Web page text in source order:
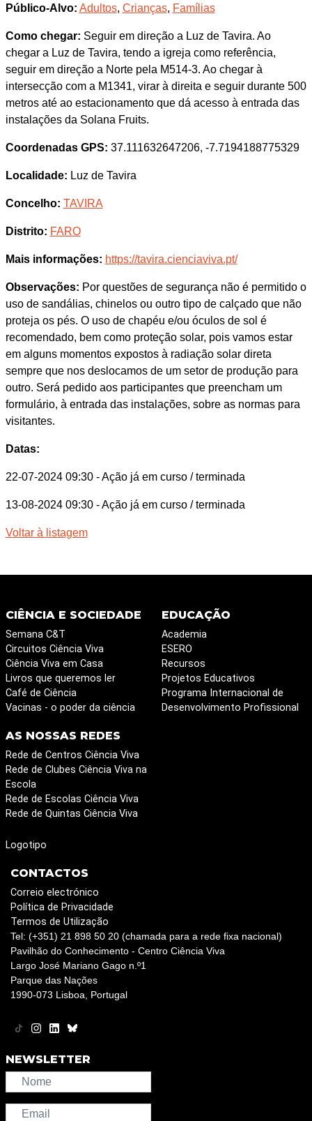
Público-Alvo: Adultos, Crianças, Famílias
Como chegar: Seguir em direção a Luz de Tavira. Ao
chegar a Luz de Tavira, tendo a igreja como referência,
seguir em direção a Norte pela M514-3. Ao chegar à
intersecção com a M1341, virar à direita e seguir durante 500
metros até ao estacionamento que dá acesso à entrada das
instalações da Solana Fruits.
Coordenadas GPS: 37.111632647206, -7.7194188775329
Localidade: Luz de Tavira
Concelho: TAVIRA
Distrito: FARO
Mais informações: https://tavira.cienciaviva.pt/
Observações: Por questões de segurança não é permitido o
uso de sandálias, chinelos ou outro tipo de calçado que não
proteja os pés. O uso de chapéu e/ou óculos de sol é
recomendado, bem como proteção solar, pois vamos estar
em alguns momentos expostos à radiação solar direta
sempre que nos deslocamos de um setor de produção para
outro. Será pedido aos participantes que preencham um
formulário, à entrada das instalações, sobre as normas para
visitantes.
Datas:
22-07-2024 09:30 - Ação já em curso / terminada
13-08-2024 09:30 - Ação já em curso / terminada
Voltar à listagem
CIÊNCIA E SOCIEDADE
Semana C&T
Circuitos Ciência Viva
Ciência Viva em Casa
Livros que queremos ler
Café de Ciência
Vacinas - o poder da ciência
EDUCAÇÃO
Academia
ESERO
Recursos
Projetos Educativos
Programa Internacional de
Desenvolvimento Profissional
AS NOSSAS REDES
Rede de Centros Ciência Viva
Rede de Clubes Ciência Viva na
Escola
Rede de Escolas Ciência Viva
Rede de Quintas Ciência Viva
Logotipo
CONTACTOS
Correio electrónico
Política de Privacidade
Termos de Utilização
Tel: (+351) 21 898 50 20 (chamada para a rede fixa nacional)
Pavilhão do Conhecimento - Centro Ciência Viva
Largo José Mariano Gago n.º1
Parque das Nações
1990-073 Lisboa, Portugal
NEWSLETTER